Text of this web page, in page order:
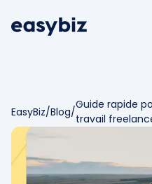
EasyBiz/Blog/
Guide rapide
travail